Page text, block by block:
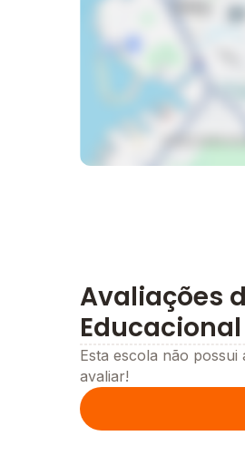
Avaliações
Esta escola não
avaliar!